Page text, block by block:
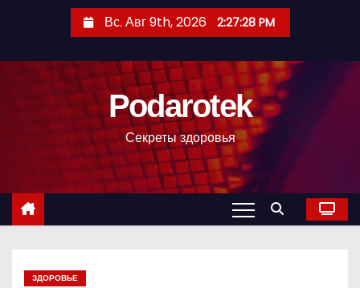
с
Вс. Авг 9th, 2026 2:27:29 PM
Podarotek
Секреты здоровья
ЗДОРОВЬЕ